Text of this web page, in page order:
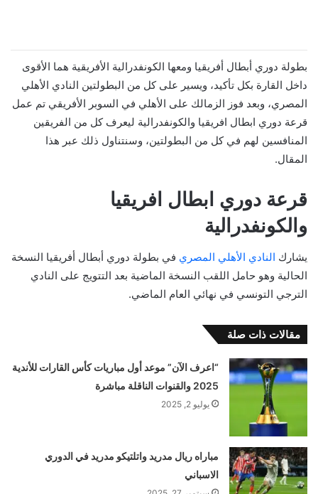
بطولة دوري أبطال أفريقيا ومعها الكونفدرالية الأفريقية هما الأقوى
داخل القارة بكل تأكيد، ويسير على كل من البطولتين النادي الأهلي
المصري، وبعد فوز الزمالك على الأهلي في السوبر الأفريقي تم عمل
قرعة دوري ابطال افريقيا والكونفدرالية ليعرف كل من الفريقين
المنافسين لهم في كل من البطولتين، وسنتناول ذلك عبر هذا
المقال.
قرعة دوري ابطال افريقيا
والكونفدرالية
يشارك النادي الأهلي المصري في بطولة دوري أبطال أفريقيا النسخة
الحالية وهو حامل اللقب النسخة الماضية بعد التتويج على النادي
الترجي التونسي في نهائي العام الماضي.
مقالات ذات صلة
“اعرف الآن” موعد أول مباريات كأس القارات للأندية
2025 والقنوات الناقلة مباشرة
يوليو 2, 2025
مباراه ريال مدريد واتلتيكو مدريد في الدوري
الاسباني